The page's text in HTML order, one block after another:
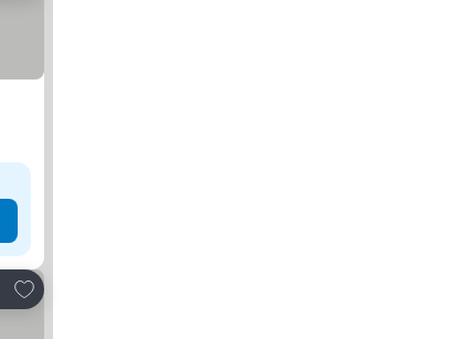
Lägg till i Mina Favoriter